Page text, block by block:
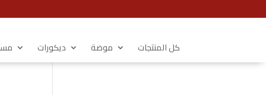
كل المنتجات موضة ديكورات